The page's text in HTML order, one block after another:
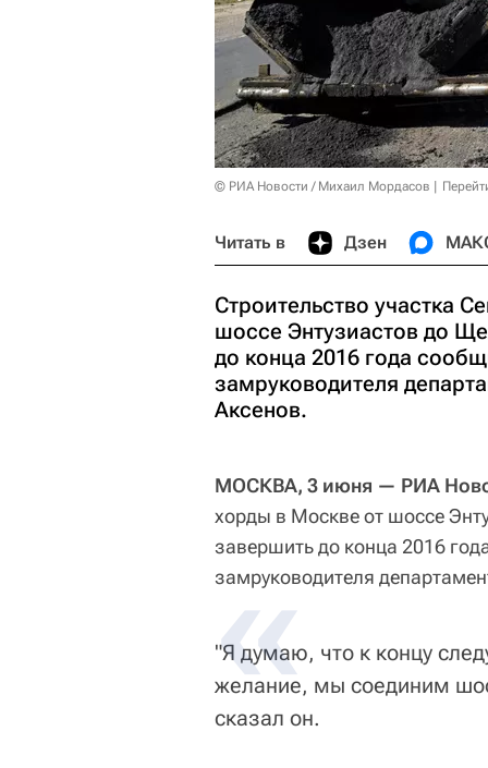
© РИА Новости / Михаил Мордасов
Читать в Дзен
Строительство участка
шоссе Энтузиастов до
до конца 2016 года
замруководителя
Аксенов.
МОСКВА, 3 июня — РИА
хорды в Москве от шоссе
завершить до конца 2016
замруководителя
"Я думаю, что к концу
желание, мы соединим
сказал он.